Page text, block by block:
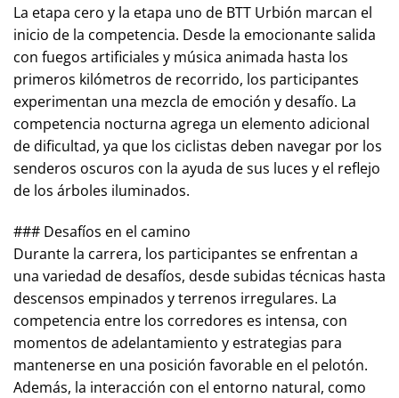
La etapa cero y la etapa uno de BTT Urbión marcan el
inicio de la competencia. Desde la emocionante salida
con fuegos artificiales y música animada hasta los
primeros kilómetros de recorrido, los participantes
experimentan una mezcla de emoción y desafío. La
competencia nocturna agrega un elemento adicional
de dificultad, ya que los ciclistas deben navegar por los
senderos oscuros con la ayuda de sus luces y el reflejo
de los árboles iluminados.
### Desafíos en el camino
Durante la carrera, los participantes se enfrentan a
una variedad de desafíos, desde subidas técnicas hasta
descensos empinados y terrenos irregulares. La
competencia entre los corredores es intensa, con
momentos de adelantamiento y estrategias para
mantenerse en una posición favorable en el pelotón.
Además, la interacción con el entorno natural, como